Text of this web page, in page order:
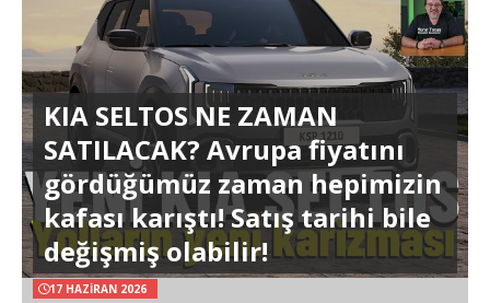
KIA SELTOS NE ZAMAN
SATILACAK? Avrupa fiyatını
gördüğümüz zaman hepimizin
kafası karıştı! Satış tarihi bile
değişmiş olabilir!
17 HAZIRAN 2026